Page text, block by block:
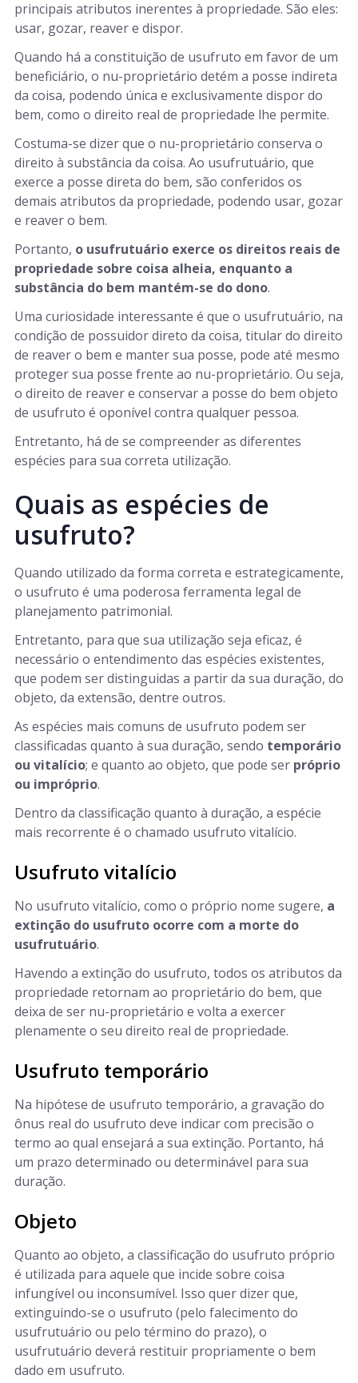
principais atributos inerentes à propriedade. São eles:
usar, gozar, reaver e dispor.
Quando há a constituição de usufruto em favor de um
beneficiário, o nu-proprietário detém a posse indireta
da coisa, podendo única e exclusivamente dispor do
bem, como o direito real de propriedade lhe permite.
Costuma-se dizer que o nu-proprietário conserva o
direito à substância da coisa. Ao usufrutuário, que
exerce a posse direta do bem, são conferidos os
demais atributos da propriedade, podendo usar, gozar
e reaver o bem.
Portanto, o usufrutuário exerce os direitos reais de
propriedade sobre coisa alheia, enquanto a
substância do bem mantém-se do dono.
Uma curiosidade interessante é que o usufrutuário, na
condição de possuidor direto da coisa, titular do direito
de reaver o bem e manter sua posse, pode até mesmo
proteger sua posse frente ao nu-proprietário. Ou seja,
o direito de reaver e conservar a posse do bem objeto
de usufruto é oponível contra qualquer pessoa.
Entretanto, há de se compreender as diferentes
espécies para sua correta utilização.
Quais as espécies de
usufruto?
Quando utilizado da forma correta e estrategicamente,
o usufruto é uma poderosa ferramenta legal de
planejamento patrimonial.
Entretanto, para que sua utilização seja eficaz, é
necessário o entendimento das espécies existentes,
que podem ser distinguidas a partir da sua duração, do
objeto, da extensão, dentre outros.
As espécies mais comuns de usufruto podem ser
classificadas quanto à sua duração, sendo temporário
ou vitalício; e quanto ao objeto, que pode ser próprio
ou impróprio.
Dentro da classificação quanto à duração, a espécie
mais recorrente é o chamado usufruto vitalício.
Usufruto vitalício
No usufruto vitalício, como o próprio nome sugere, a
extinção do usufruto ocorre com a morte do
usufrutuário.
Havendo a extinção do usufruto, todos os atributos da
propriedade retornam ao proprietário do bem, que
deixa de ser nu-proprietário e volta a exercer
plenamente o seu direito real de propriedade.
Usufruto temporário
Na hipótese de usufruto temporário, a gravação do
ônus real do usufruto deve indicar com precisão o
termo ao qual ensejará a sua extinção. Portanto, há
um prazo determinado ou determinável para sua
duração.
Objeto
Quanto ao objeto, a classificação do usufruto próprio
é utilizada para aquele que incide sobre coisa
infungível ou inconsumível. Isso quer dizer que,
extinguindo-se o usufruto (pelo falecimento do
usufrutuário ou pelo término do prazo), o
usufrutuário deverá restituir propriamente o bem
dado em usufruto.